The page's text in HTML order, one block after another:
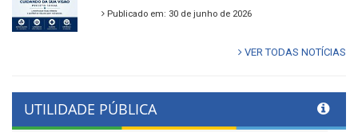
Publicado em: 30 de junho de 2026
VER TODAS NOTÍCIAS
UTILIDADE PÚBLICA